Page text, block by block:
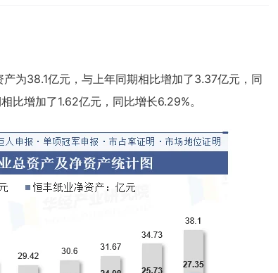
为38.1亿元，与上年同期相比增加了3.37亿元，同
比增加了1.62亿元，同比增长6.29%。